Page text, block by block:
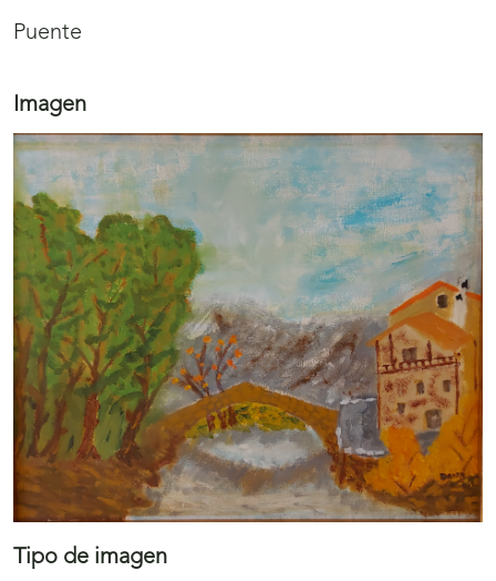
Puente
Imagen
Tipo de imagen